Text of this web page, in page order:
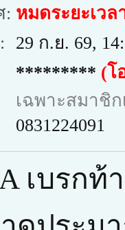
: หมดระยะเว
29 ก.ย. 69,
********* (โ
เฉพาะสมาชิ
0831224091
เบรกท้